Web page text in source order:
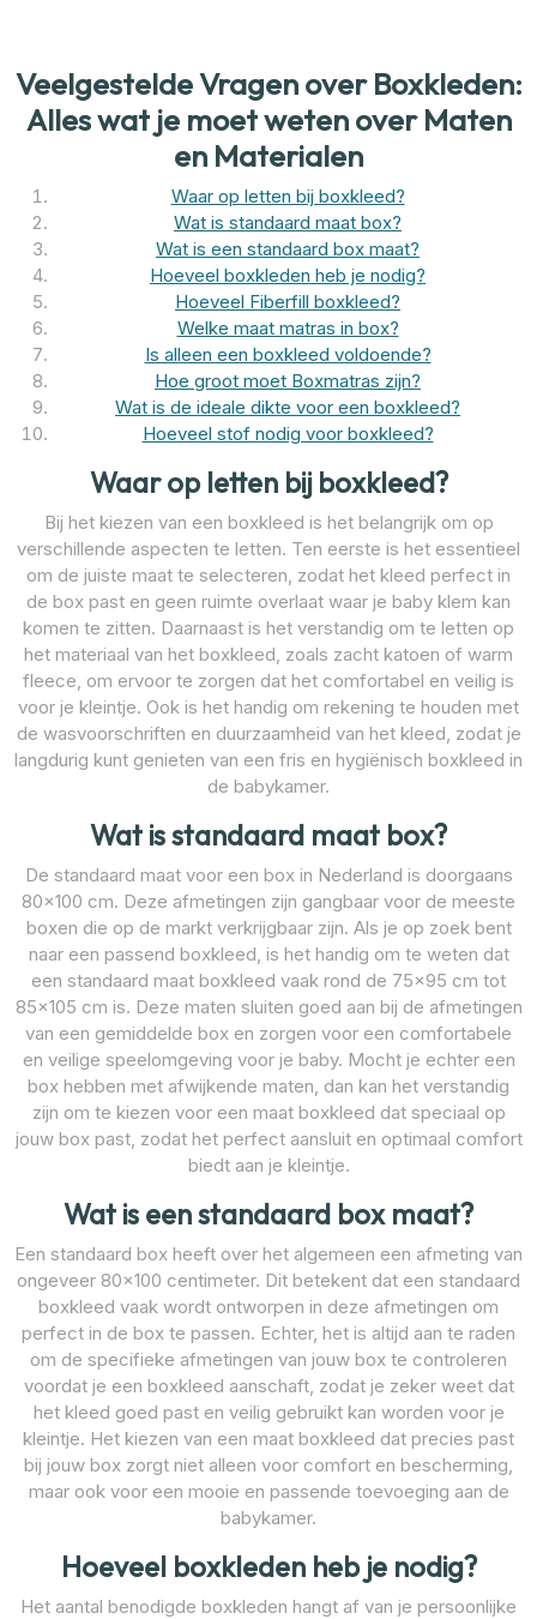
Veelgestelde Vragen over Boxkleden:
Alles wat je moet weten over Maten
en Materialen
Waar op letten bij boxkleed?
Wat is standaard maat box?
Wat is een standaard box maat?
Hoeveel boxkleden heb je nodig?
Hoeveel Fiberfill boxkleed?
Welke maat matras in box?
Is alleen een boxkleed voldoende?
Hoe groot moet Boxmatras zijn?
Wat is de ideale dikte voor een boxkleed?
Hoeveel stof nodig voor boxkleed?
Waar op letten bij boxkleed?
Bij het kiezen van een boxkleed is het belangrijk om op
verschillende aspecten te letten. Ten eerste is het essentieel
om de juiste maat te selecteren, zodat het kleed perfect in
de box past en geen ruimte overlaat waar je baby klem kan
komen te zitten. Daarnaast is het verstandig om te letten op
het materiaal van het boxkleed, zoals zacht katoen of warm
fleece, om ervoor te zorgen dat het comfortabel en veilig is
voor je kleintje. Ook is het handig om rekening te houden met
de wasvoorschriften en duurzaamheid van het kleed, zodat je
langdurig kunt genieten van een fris en hygiënisch boxkleed in
de babykamer.
Wat is standaard maat box?
De standaard maat voor een box in Nederland is doorgaans
80×100 cm. Deze afmetingen zijn gangbaar voor de meeste
boxen die op de markt verkrijgbaar zijn. Als je op zoek bent
naar een passend boxkleed, is het handig om te weten dat
een standaard maat boxkleed vaak rond de 75×95 cm tot
85×105 cm is. Deze maten sluiten goed aan bij de afmetingen
van een gemiddelde box en zorgen voor een comfortabele
en veilige speelomgeving voor je baby. Mocht je echter een
box hebben met afwijkende maten, dan kan het verstandig
zijn om te kiezen voor een maat boxkleed dat speciaal op
jouw box past, zodat het perfect aansluit en optimaal comfort
biedt aan je kleintje.
Wat is een standaard box maat?
Een standaard box heeft over het algemeen een afmeting van
ongeveer 80×100 centimeter. Dit betekent dat een standaard
boxkleed vaak wordt ontworpen in deze afmetingen om
perfect in de box te passen. Echter, het is altijd aan te raden
om de specifieke afmetingen van jouw box te controleren
voordat je een boxkleed aanschaft, zodat je zeker weet dat
het kleed goed past en veilig gebruikt kan worden voor je
kleintje. Het kiezen van een maat boxkleed dat precies past
bij jouw box zorgt niet alleen voor comfort en bescherming,
maar ook voor een mooie en passende toevoeging aan de
babykamer.
Hoeveel boxkleden heb je nodig?
Het aantal benodigde boxkleden hangt af van je persoonlijke